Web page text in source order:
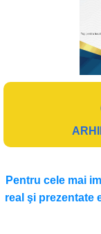
Pentru cele mai
real şi prezentate